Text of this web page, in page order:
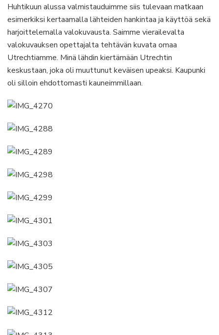
Huhtikuun alussa valmistauduimme siis tulevaan matkaan
esimerkiksi kertaamalla lähteiden hankintaa ja käyttöä sekä
harjoittelemalla valokuvausta. Saimme vierailevalta
valokuvauksen opettajalta tehtävän kuvata omaa
Utrechtiamme. Minä lähdin kiertämään Utrechtin
keskustaan, joka oli muuttunut keväisen upeaksi. Kaupunki
oli silloin ehdottomasti kauneimmillaan.